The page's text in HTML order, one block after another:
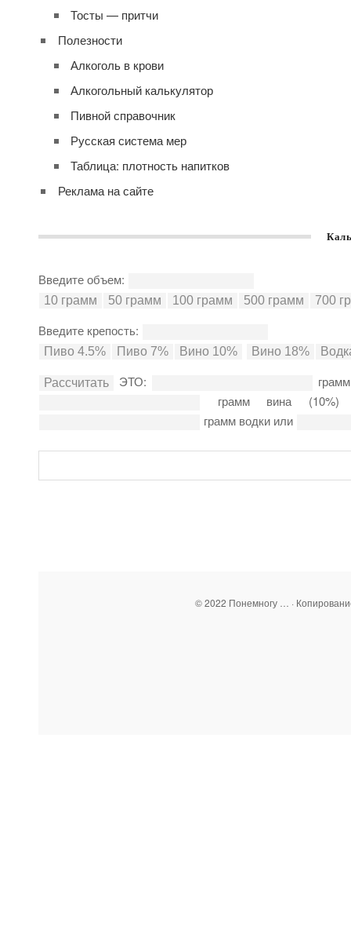
Тосты — притчи
Полезности
Алкоголь в крови
Алкогольный калькулятор
Пивной справочник
Русская система мер
Таблица: плотность напитков
Реклама на сайте
Введите объем:
Введите крепость:
ЭТО:
грамм вина
грамм водки или
© 2022 Понемногу … ·